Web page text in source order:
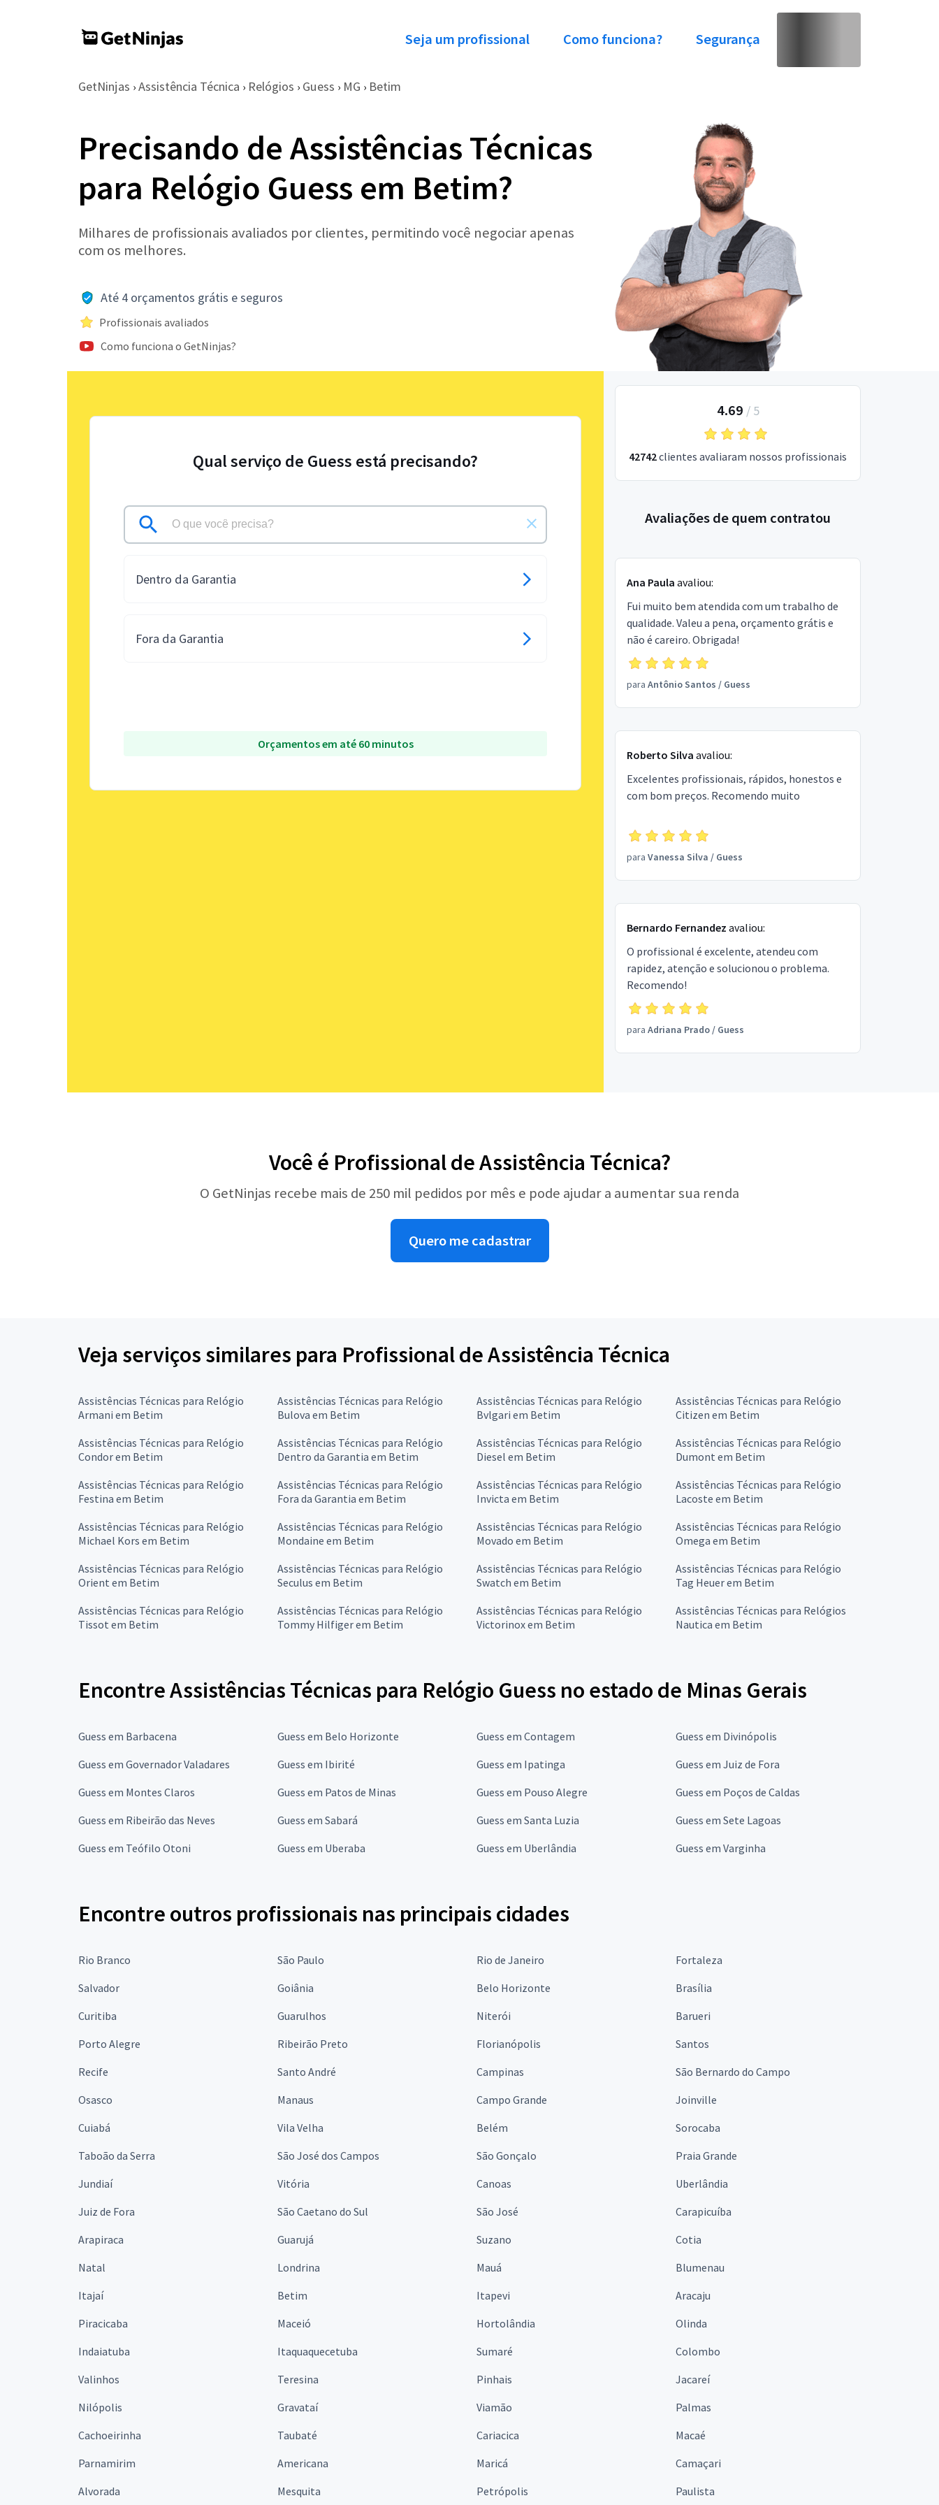
Seja um profissional Como funciona? Segurança
GetNinjas › Assistência Técnica › Relógios › Guess › MG › Betim
Precisando de Assistências Técnicas
para Relógio Guess em Betim?
Milhares de profissionais avaliados por clientes, permitindo você negociar apenas
com os melhores.
Até 4 orçamentos grátis e seguros
Profissionais avaliados
Como funciona o GetNinjas?
Qual serviço de Guess está precisando?
Dentro da Garantia
Fora da Garantia
Orçamentos em até 60 minutos
4.69 / 5
42742clientes avaliaram nossos profissionais
Avaliações de quem contratou
Ana Paula avaliou:
Fui muito bem atendida com um trabalho de
qualidade. Valeu a pena, orçamento grátis e
não é careiro. Obrigada!
para Antônio Santos / Guess
Roberto Silva avaliou:
Excelentes profissionais, rápidos, honestos e
com bom preços. Recomendo muito
para Vanessa Silva / Guess
Bernardo Fernandez avaliou:
O profissional é excelente, atendeu com
rapidez, atenção e solucionou o problema.
Recomendo!
para Adriana Prado/ Guess
Você é Profissional de Assistência Técnica?
O GetNinjas recebe mais de 250 mil pedidos por mês e pode ajudar a aumentar sua renda
Quero me cadastrar
Veja serviços similares para Profissional de Assistência Técnica
Assistências Técnicas para Relógio
Armani em Betim
Assistências Técnicas para Relógio
Bulova em Betim
Assistências Técnicas para Relógio
Bvlgari em Betim
Assistências Técnicas para Relógio
Citizen em Betim
Assistências Técnicas para Relógio
Condor em Betim
Assistências Técnicas para Relógio
Dentro da Garantia em Betim
Assistências Técnicas para Relógio
Diesel em Betim
Assistências Técnicas para Relógio
Dumont em Betim
Assistências Técnicas para Relógio
Festina em Betim
Assistências Técnicas para Relógio
Fora da Garantia em Betim
Assistências Técnicas para Relógio
Invicta em Betim
Assistências Técnicas para Relógio
Lacoste em Betim
Assistências Técnicas para Relógio
Michael Kors em Betim
Assistências Técnicas para Relógio
Mondaine em Betim
Assistências Técnicas para Relógio
Movado em Betim
Assistências Técnicas para Relógio
Omega em Betim
Assistências Técnicas para Relógio
Orient em Betim
Assistências Técnicas para Relógio
Seculus em Betim
Assistências Técnicas para Relógio
Swatch em Betim
Assistências Técnicas para Relógio
Tag Heuer em Betim
Assistências Técnicas para Relógio
Tissot em Betim
Assistências Técnicas para Relógio
Tommy Hilfiger em Betim
Assistências Técnicas para Relógio
Victorinox em Betim
Assistências Técnicas para Relógios
Nautica em Betim
Encontre Assistências Técnicas para Relógio Guess no estado de Minas Gerais
Guess em Barbacena Guess em Belo Horizonte Guess em Contagem
Guess em Divinópolis
Guess em Governador Valadares
Guess em Ibirité Guess em Ipatinga
Guess em Juiz de Fora
Guess em Montes Claros
Guess em Patos de Minas Guess em Pouso Alegre
Guess em Poços de Caldas
Guess em Ribeirão das Neves
Guess em Sabará Guess em Santa Luzia
Guess em Sete Lagoas
Guess em Teófilo Otoni
Guess em Uberaba Guess em Uberlândia Guess em Varginha
Encontre outros profissionais nas principais cidades
Rio Branco São Paulo Rio de Janeiro
Fortaleza
Salvador
Goiânia Belo Horizonte
Brasília
Curitiba
Guarulhos Niterói
Barueri
Porto Alegre
Ribeirão Preto Florianópolis
Santos
Recife
Santo André Campinas
São Bernardo do Campo
Osasco
Manaus Campo Grande
Joinville
Cuiabá
Vila Velha Belém
Sorocaba
Taboão da Serra
São José dos Campos São Gonçalo
Praia Grande
Jundiaí
Vitória Canoas
Uberlândia
Juiz de Fora
São Caetano do Sul São José
Carapicuíba
Arapiraca
Guarujá Suzano
Cotia
Natal
Londrina Mauá
Blumenau
Itajaí
Betim Itapevi
Aracaju
Piracicaba
Maceió Hortolândia
Olinda
Indaiatuba
Itaquaquecetuba Sumaré
Colombo
Valinhos
Teresina Pinhais
Jacareí
Nilópolis
Gravataí Viamão
Palmas
Cachoeirinha
Taubaté Cariacica
Macaé
Parnamirim
Americana Maricá
Camaçari
Alvorada
Mesquita Petrópolis Paulista